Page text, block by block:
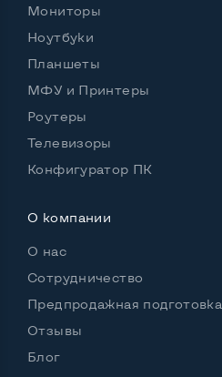
Мониторы
Ноутбуки
Планшеты
МФУ и Принтеры
Роутеры
Телевизоры
Конфигуратор ПК
О компании
О нас
Сотрудничество
Предпродажная подготовка
Отзывы
Блог